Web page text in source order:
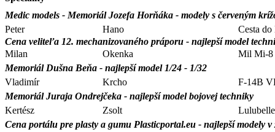
Medic models - Memoriál Jozefa Horňáka - modely s červeným
Peter
Hano
Cesta do
Cena veliteľa 12. mechanizovaného práporu - najlepší model
Milan
Okenka
Mil Mi-
Memoriál Dušna Beňa - najlepší model 1/24 - 1/32
Vladimír
Krcho
F-14B
Memoriál Juraja Ondrejčeka - najlepší model bojovej techniky
Kertész
Zsolt
Cena portálu pre plasty a gumu Plasticportal.eu - najlepší modely